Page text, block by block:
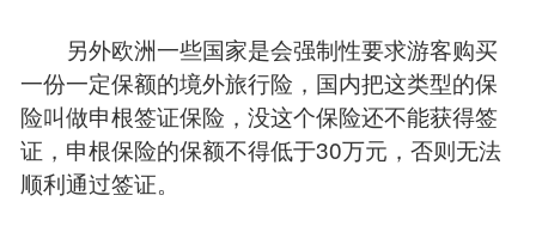
另外欧洲一些国家是会强制性要求游客购买
一份一定保额的境外旅行险，国内把这类型的保
险叫做申根签证保险，没这个保险还不能获得签
证，申根保险的保额不得低于30万元，否则无法
顺利通过签证。